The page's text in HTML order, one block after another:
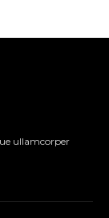
ullamcorper